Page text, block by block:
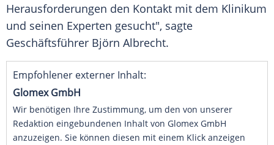
Herausforderungen den Kontakt mit dem Klinikum
und seinen Experten gesucht", sagte
Geschäftsführer Björn Albrecht.
Empfohlener externer Inhalt:
Glomex GmbH
Wir benötigen Ihre Zustimmung, um den von unserer
Redaktion eingebundenen Inhalt von Glomex GmbH
anzuzeigen. Sie können diesen mit einem Klick anzeigen